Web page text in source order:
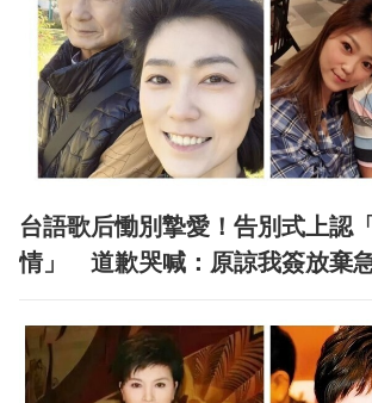
台語歌后慟別摯愛！告別式上認
情」 道歉哭喊：原諒我簽放棄